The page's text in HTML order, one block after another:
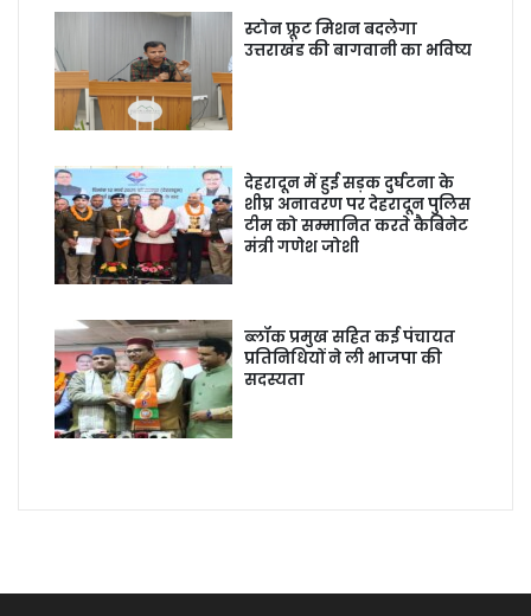
स्टोन फ्रूट मिशन बदलेगा
उत्तराखंड की बागवानी का भविष्य
देहरादून में हुई सड़क दुर्घटना के
शीघ्र अनावरण पर देहरादून पुलिस
टीम को सम्मानित करते कैबिनेट
मंत्री गणेश जोशी
ब्लॉक प्रमुख सहित कई पंचायत
प्रतिनिधियों ने ली भाजपा की
सदस्यता